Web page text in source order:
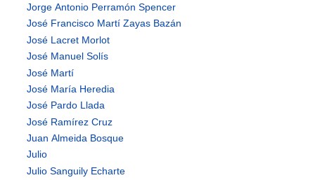
Jorge Antonio Perramón Spencer
José Francisco Martí Zayas Bazán
José Lacret Morlot
José Manuel Solís
José Martí
José María Heredia
José Pardo Llada
José Ramírez Cruz
Juan Almeida Bosque
Julio
Julio Sanguily Echarte